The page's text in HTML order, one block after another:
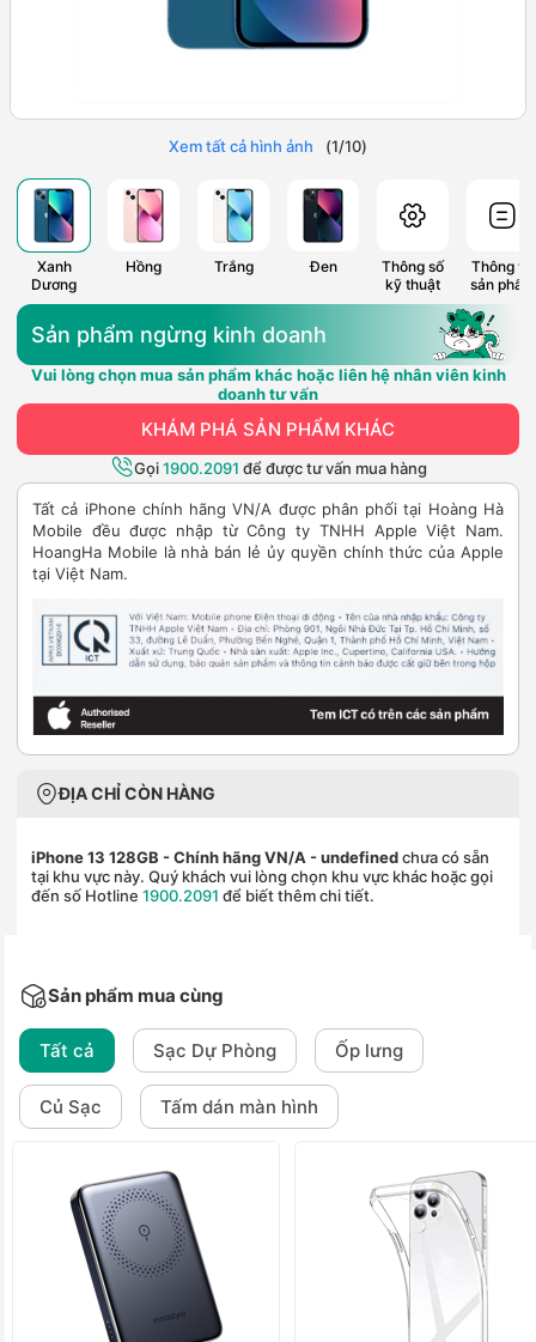
Xem tất cả hình ảnh (1/10)
Xanh
Dương
Hồng Trắng Đen
Thông số
kỹ thuật
Thông tin
sản phẩm
Sản phẩm ngừng kinh doanh
Vui lòng chọn mua sản phẩm khác hoặc liên hệ nhân viên kinh
doanh tư vấn
KHÁM PHÁ SẢN PHẨM KHÁC
Gọi1900.2091 để được tư vấn mua hàng
Tất cả iPhone chính hãng VN/A được phân phối tại Hoàng Hà
Mobile đều được nhập từ Công ty TNHH Apple Việt Nam.
HoangHa Mobile là nhà bán lẻ ủy quyền chính thức của Apple
tại Việt Nam.
ĐỊA CHỈ CÒN HÀNG
iPhone 13 128GB - Chính hãng VN/A - undefinedchưa có sẵn
tại khu vực này. Quý khách vui lòng chọn khu vực khác hoặc gọi
đến số Hotline 1900.2091 để biết thêm chi tiết.
Sản phẩm mua cùng
Tất cả Sạc Dự Phòng Ốp lưng
Củ Sạc Tấm dán màn hình